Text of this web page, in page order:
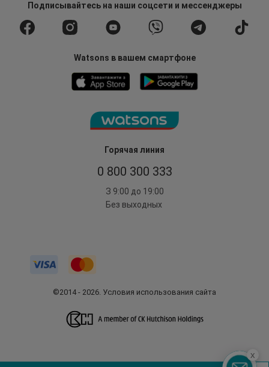
Горячая линия
0 800 300 333
З 9:00 до 19:00
Без выходных
Подписывайтесьна наши соцсети и мессенджеры
Watsons в вашем смартфоне
©2014 - 2026. Условия использования сайта
x